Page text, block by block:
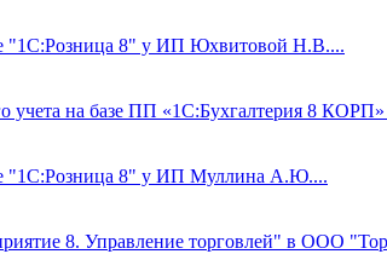
"1С:Розница 8" у ИП Юхвитовой Н.В....
учета на базе ПП «1С:Бухгалтерия 8
"1С:Розница 8" у ИП Муллина А.Ю....
8. Управление торговлей" в ООО